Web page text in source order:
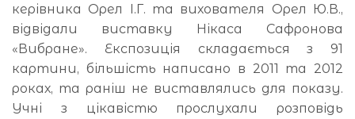
керівника Орел І.Г. та вихователя Орел Ю.В.,
відвідали виставку Нікаса Сафронова
«Вибране». Експозиція складається з 91
картини, більшість написано в 2011 та 2012
роках, та раніш не виставлялись для показу.
Учні з цікавістю прослухали розповідь